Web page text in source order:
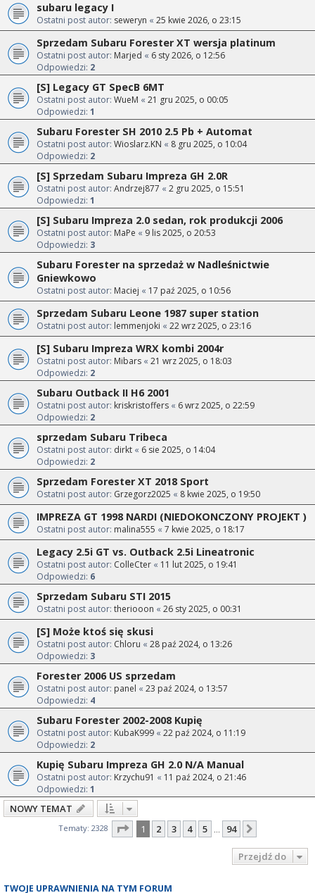
subaru legacy I
Ostatni post autor: seweryn « 25 kwie 2026, o 23:15
Sprzedam Subaru Forester XT wersja platinum
Ostatni post autor: Marjed « 6 sty 2026, o 12:56
Odpowiedzi: 2
[S] Legacy GT SpecB 6MT
Ostatni post autor: WueM « 21 gru 2025, o 00:05
Odpowiedzi: 1
Subaru Forester SH 2010 2.5 Pb + Automat
Ostatni post autor: Wioslarz.KN « 8 gru 2025, o 10:04
Odpowiedzi: 2
[S] Sprzedam Subaru Impreza GH 2.0R
Ostatni post autor: Andrzej877 « 2 gru 2025, o 15:51
Odpowiedzi: 1
[S] Subaru Impreza 2.0 sedan, rok produkcji 2006
Ostatni post autor: MaPe « 9 lis 2025, o 20:53
Odpowiedzi: 3
Subaru Forester na sprzedaż w Nadleśnictwie
Gniewkowo
Ostatni post autor: Maciej « 17 paź 2025, o 10:56
Sprzedam Subaru Leone 1987 super station
Ostatni post autor: lemmenjoki « 22 wrz 2025, o 23:16
[S] Subaru Impreza WRX kombi 2004r
Ostatni post autor: Mibars « 21 wrz 2025, o 18:03
Odpowiedzi: 2
Subaru Outback II H6 2001
Ostatni post autor: kriskristoffers « 6 wrz 2025, o 22:59
Odpowiedzi: 2
sprzedam Subaru Tribeca
Ostatni post autor: dirkt « 6 sie 2025, o 14:04
Odpowiedzi: 2
Sprzedam Forester XT 2018 Sport
Ostatni post autor: Grzegorz2025 « 8 kwie 2025, o 19:50
IMPREZA GT 1998 NARDI (NIEDOKONCZONY PROJEKT )
Ostatni post autor: malina555 « 7 kwie 2025, o 18:17
Legacy 2.5i GT vs. Outback 2.5i Lineatronic
Ostatni post autor: ColleCter « 11 lut 2025, o 19:41
Odpowiedzi: 6
Sprzedam Subaru STI 2015
Ostatni post autor: theriooon « 26 sty 2025, o 00:31
[S] Może ktoś się skusi
Ostatni post autor: Chloru « 28 paź 2024, o 13:26
Odpowiedzi: 3
Forester 2006 US sprzedam
Ostatni post autor: panel « 23 paź 2024, o 13:57
Odpowiedzi: 4
Subaru Forester 2002-2008 Kupię
Ostatni post autor: KubaK999 « 22 paź 2024, o 11:19
Odpowiedzi: 2
Kupię Subaru Impreza GH 2.0 N/A Manual
Ostatni post autor: Krzychu91 « 11 paź 2024, o 21:46
Odpowiedzi: 1
NOWY TEMAT
Tematy: 2328 Strona z94
1 2 3 4 5 94
Przejdź do
TWOJE UPRAWNIENIA NA TYM FORUM